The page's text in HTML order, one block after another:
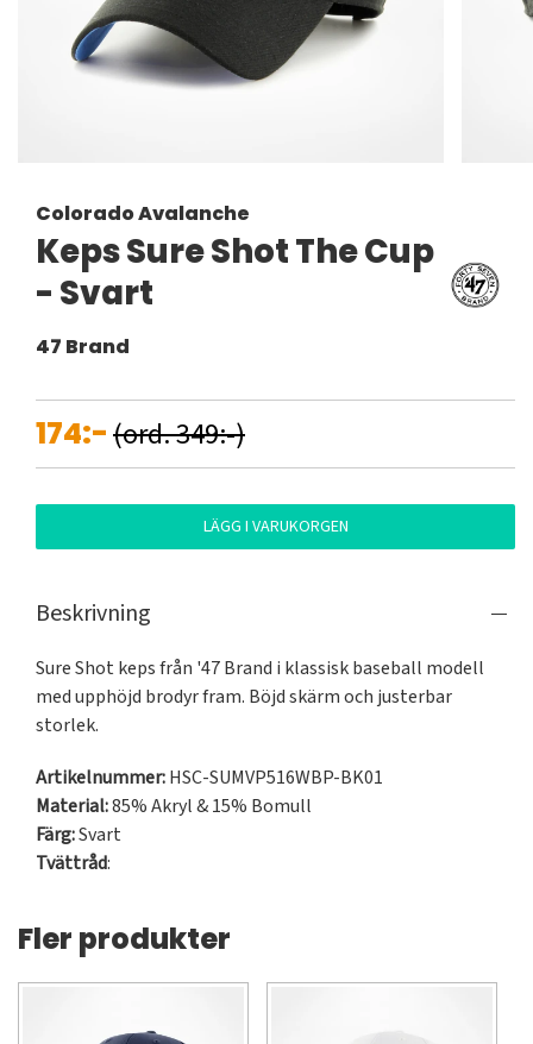
Colorado Avalanche
Keps Sure Shot The Cup
- Svart
47 Brand
174:-(ord. 349:-)
LÄGG I VARUKORGEN
Beskrivning
Sure Shot keps från '47 Brand i klassisk baseball modell
med upphöjd brodyr fram. Böjd skärm och justerbar
storlek.
Artikelnummer:HSC-SUMVP516WBP-BK01
Material:85% Akryl & 15% Bomull
Färg:Svart
Tvättråd:
Fler produkter